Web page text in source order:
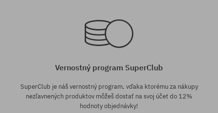
Vernostný program SuperClub
SuperClub je náš vernostný program, vďaka ktorému za nákupy
nezľavnených produktov môžeš dostať na svoj účet do 12%
hodnoty objednávky!